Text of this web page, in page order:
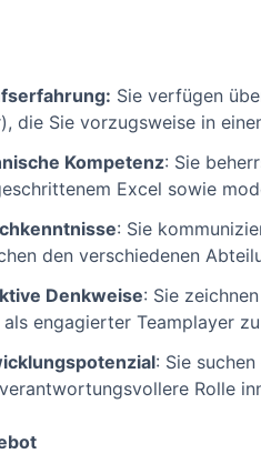
Sie verfügen
die Sie vorzugsweise in
Kompetenz: Sie
Excel sowie
: Sie
den verschiedenen
Denkweise: Sie
als engagierter Teamplayer
: Sie
Rolle